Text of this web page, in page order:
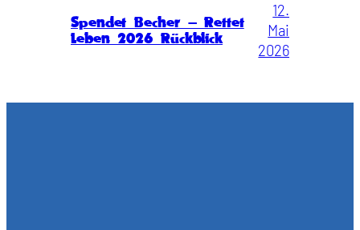
Spendet Becher – Rettet
Leben 2026 Rückblick
12.
Mai
2026